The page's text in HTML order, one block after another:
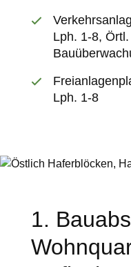
Lph. 1-8, Örtl.
Lph. 1-8
1.